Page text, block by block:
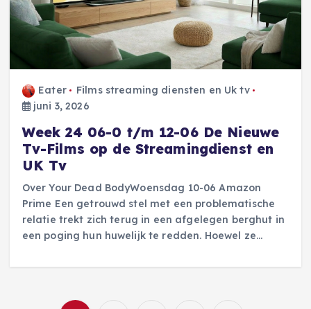
Eater
Films streaming diensten en Uk tv
juni 3, 2026
Week 24 06-0 t/m 12-06 De Nieuwe
Tv-Films op de Streamingdienst en
UK Tv
Over Your Dead BodyWoensdag 10-06 Amazon
Prime Een getrouwd stel met een problematische
relatie trekt zich terug in een afgelegen berghut in
een poging hun huwelijk te redden. Hoewel ze…